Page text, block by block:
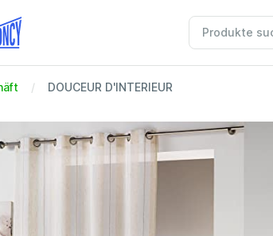
DOUCEUR D'INTERIEUR